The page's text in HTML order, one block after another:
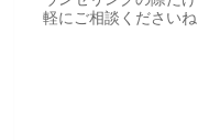
軽にご相談ください